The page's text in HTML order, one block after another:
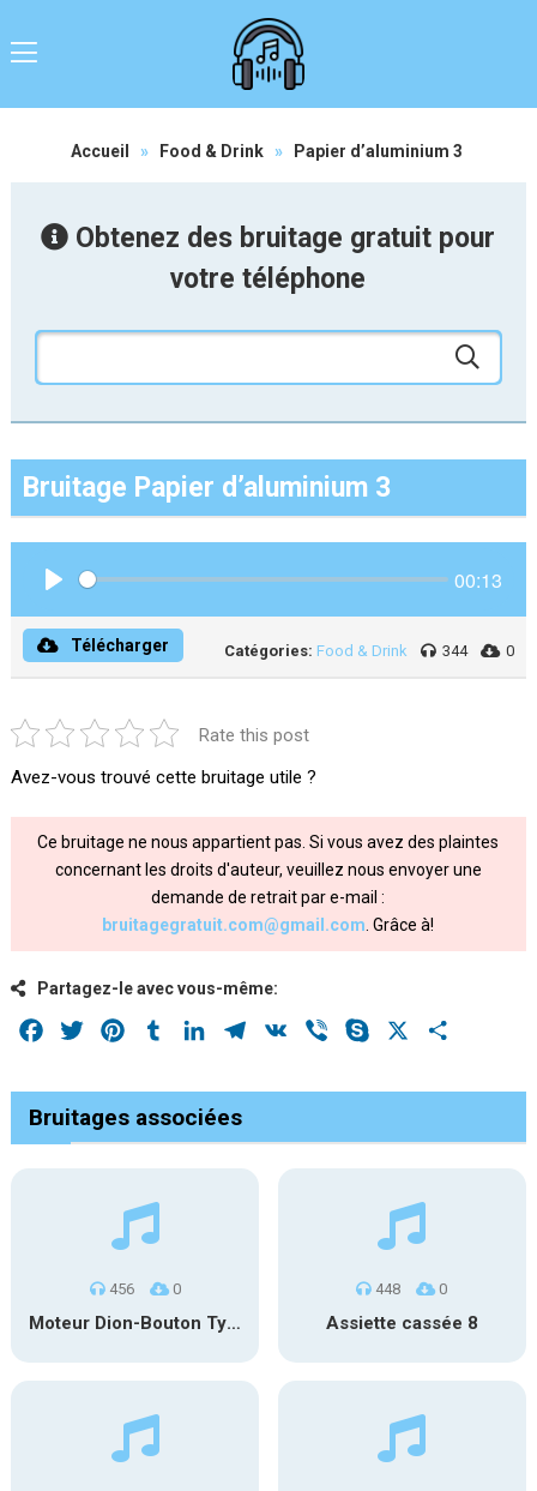
Accueil » Food & Drink » Papier d’aluminium 3
Obtenez des bruitage gratuit pour
votre téléphone
Bruitage Papier d’aluminium 3
00:13
Télécharger Catégories: Food & Drink 344 0
Rate this post
Avez-vous trouvé cette bruitage utile ?
Ce bruitage ne nous appartient pas. Si vous avez des plaintes
concernant les droits d'auteur, veuillez nous envoyer une
demande de retrait par e-mail :
bruitagegratuit.com@gmail.com . Grâce à!
Partagez-le avec vous-même:
Facebook
Twitter PinterestTumblrLinkedInTelegram
VK Viber Skype
Bruitages associées
456 0
Moteur Dion-Bouton Type Q de 1903
448 0
Assiette cassée 8